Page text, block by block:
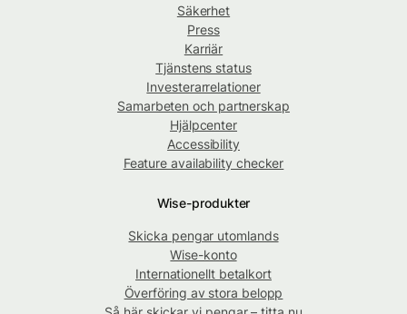
Säkerhet
Press
Karriär
Tjänstens status
Investerarrelationer
Samarbeten och partnerskap
Hjälpcenter
Accessibility
Feature availability checker
Wise-produkter
Skicka pengar utomlands
Wise-konto
Internationellt betalkort
Överföring av stora belopp